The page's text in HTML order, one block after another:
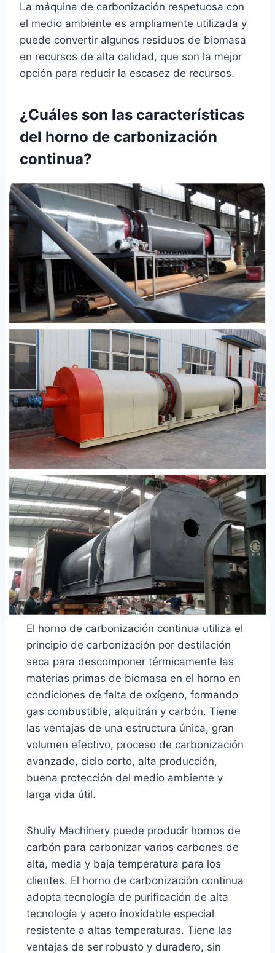
La máquina de carbonización respetuosa con
el medio ambiente es ampliamente utilizada y
puede convertir algunos residuos de biomasa
en recursos de alta calidad, que son la mejor
opción para reducir la escasez de recursos.
¿Cuáles son las características
del horno de carbonización
continua?
El horno de carbonización continua utiliza el
principio de carbonización por destilación
seca para descomponer térmicamente las
materias primas de biomasa en el horno en
condiciones de falta de oxígeno, formando
gas combustible, alquitrán y carbón. Tiene
las ventajas de una estructura única, gran
volumen efectivo, proceso de carbonización
avanzado, ciclo corto, alta producción,
buena protección del medio ambiente y
larga vida útil.
Shuliy Machinery puede producir hornos de
carbón para carbonizar varios carbones de
alta, media y baja temperatura para los
clientes. El horno de carbonización continua
adopta tecnología de purificación de alta
tecnología y acero inoxidable especial
resistente a altas temperaturas. Tiene las
ventajas de ser robusto y duradero, sin